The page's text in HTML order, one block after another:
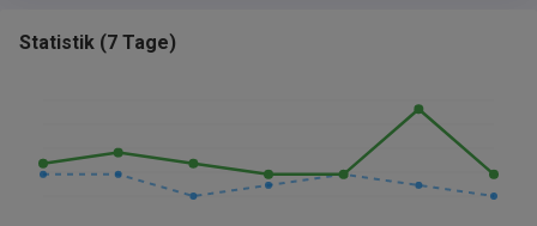
Statistik (7 Tage)